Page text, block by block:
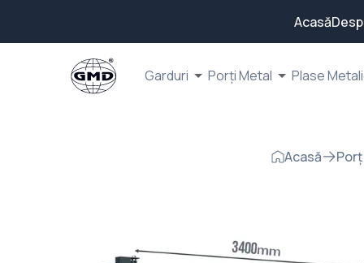
Acasă
Garduri Porți Metal Plase
Acasă